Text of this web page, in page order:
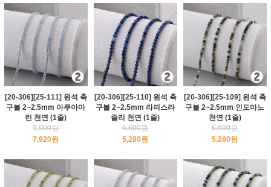
[20-306][25-111] 원석 축
구볼 2~2.5mm 아쿠아마
린 천연 (1줄)
9,900원
7,920원
[20-306][25-110] 원석 축
구볼 2~2.5mm 라피스라
즐리 천연 (1줄)
6,600원
5,280원
[20-306][25-109] 원석 축
구볼 2~2.5mm 인도마노
천연 (1줄)
6,600원
5,280원